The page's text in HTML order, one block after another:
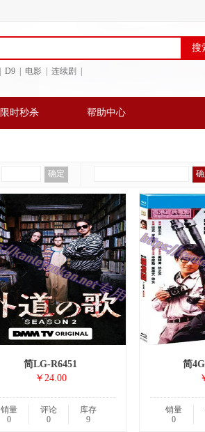
| D9 | 电影 | 连续剧 |
搜
限时秒杀 帮助中心
确定
简LG-R6451
￥24.00
销量
0
评论
0
库存
9
简
销量
0